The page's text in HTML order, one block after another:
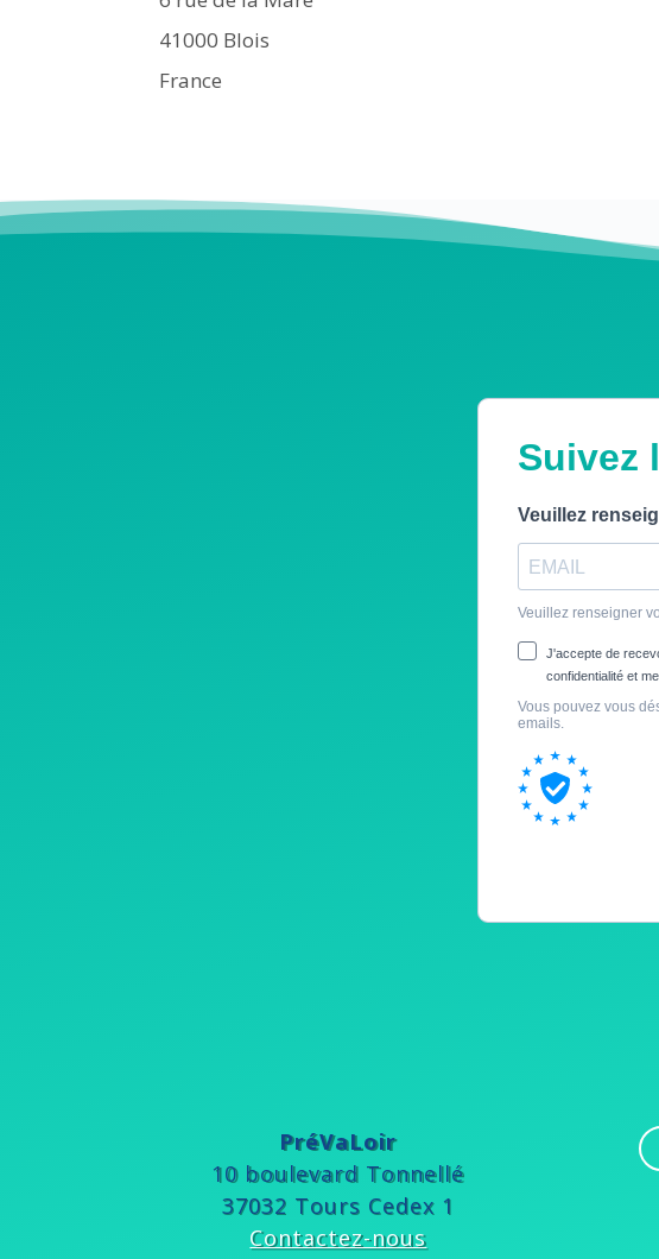
41000 Blois
France
PréVaLoir
10 boulevard Tonnellé
37032 Tours Cedex 1
Contactez-nous